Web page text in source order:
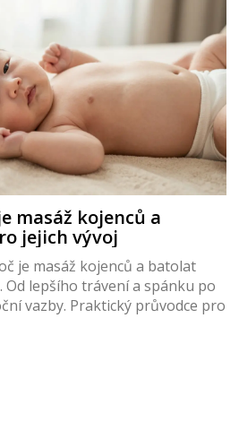
masáž kojenců a
jejich vývoj
je masáž kojenců a batolat
Od lepšího trávení a spánku po
vazby. Praktický průvodce pro